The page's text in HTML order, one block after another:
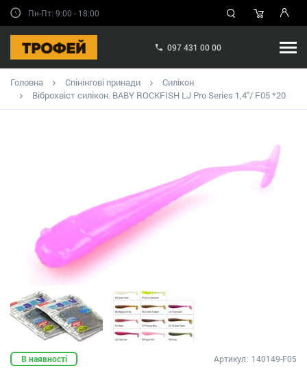
Пн-Пт: 9:00 - 18:00
097 431 00 00
Головна Спінінгові принади
Силікон
Віброхвіст силікон. BABY ROCKFISH LJ Pro Series 1,4"/ F05 *20
В наявності Артикул: 140149-F05